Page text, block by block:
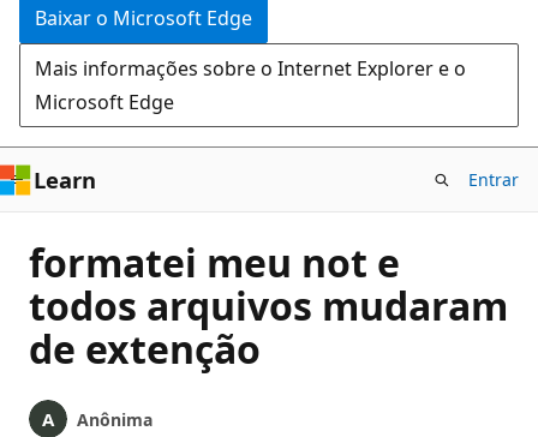
Baixar o Microsoft Edge
Mais informações sobre o Internet Explorer e o
Microsoft Edge
Learn Entrar
formatei meu not e
todos arquivos mudaram
de extenção
Anônima